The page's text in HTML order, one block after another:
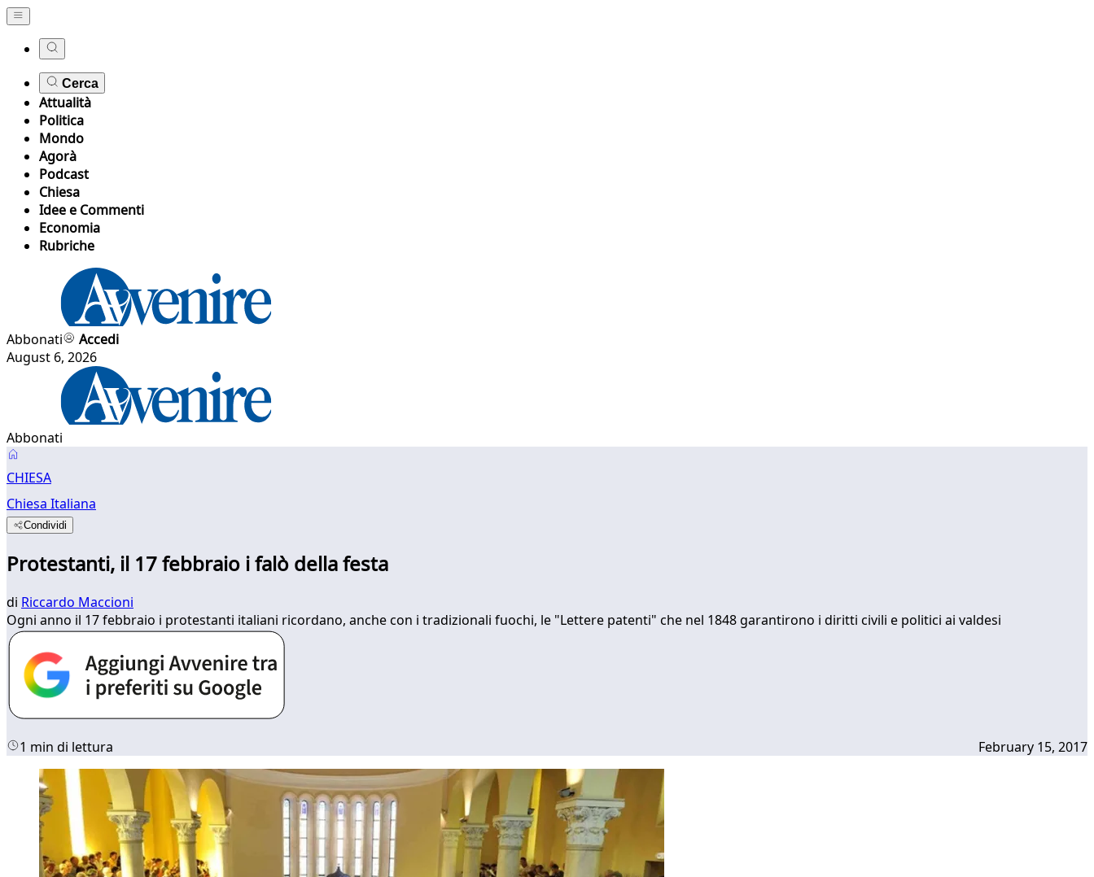
Cerca
Attualità
Politica
Mondo
Agorà
Podcast
Chiesa
Idee e Commenti
Economia
Rubriche
Abbonati
Accedi
August 6, 2026
Abbonati
CHIESA
Chiesa Italiana
Condividi
Protestanti, il 17 febbraio i falò della festa
di Riccardo Maccioni
Ogni anno il 17 febbraio i protestanti italiani ricordano, anche con i tradizionali fuochi, le "Lettere patenti" che nel 1848 garantirono i diritti civili e politici ai valdesi
1 min di lettura February 15, 2017